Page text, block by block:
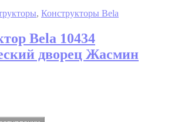
, Конструкторы Bela
Bela 10434
дворец Жасмин